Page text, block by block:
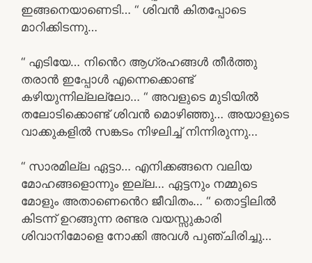
ഇങ്ങനെയാണെടി… “ ശിവൻ കിതപ്പോടെ
മാറിക്കിടന്നു…
“ എടിയേ… നിൻെറ ആഗ്രഹങ്ങൾ തീർത്തു
തരാൻ ഇപ്പോൾ എന്നെക്കൊണ്ട്
കഴിയുന്നില്ലല്ലോ… “ അവളുടെ മുടിയിൽ
തലോടിക്കൊണ്ട് ശിവൻ മൊഴിഞ്ഞു… അയാളുടെ
വാക്കുകളിൽ സങ്കടം നിഴലിച്ച് നിന്നിരുന്നു…
“ സാരമില്ല ഏട്ടാ… എനിക്കങ്ങനെ വലിയ
മോഹങ്ങളൊന്നും ഇല്ല… ഏട്ടനും നമ്മുടെ
മോളും അതാണെൻെറ ജീവിതം… “ തൊട്ടിലിൽ
കിടന്ന് ഉറങ്ങുന്ന രണ്ടര വയസ്സുകാരി
ശിവാനിമോളെ നോക്കി അവൾ പുഞ്ചിരിച്ചു…